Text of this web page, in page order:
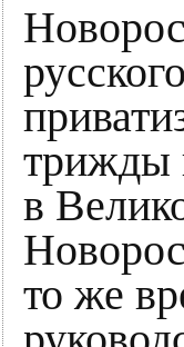
трижды
в
то же